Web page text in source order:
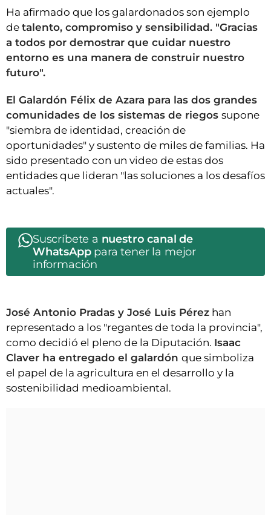
Ha afirmado que los galardonados son ejemplo
de talento, compromiso y sensibilidad. "Gracias
a todos por demostrar que cuidar nuestro
entorno es una manera de construir nuestro
futuro".
El Galardón Félix de Azara para las dos grandes
comunidades de los sistemas de riegos supone
"siembra de identidad, creación de
oportunidades" y sustento de miles de familias. Ha
sido presentado con un video de estas dos
entidades que lideran "las soluciones a los desafíos
actuales".
Suscríbete a nuestro canal de
WhatsApppara tener la mejor
información
José Antonio Pradas y José Luis Pérez han
representado a los "regantes de toda la provincia",
como decidió el pleno de la Diputación. Isaac
Claver ha entregado el galardón que simboliza
el papel de la agricultura en el desarrollo y la
sostenibilidad medioambiental.